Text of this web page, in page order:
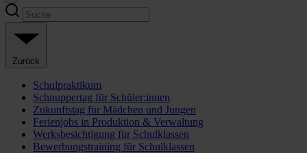
Zurück
Schulpraktikum
Schnuppertag für Schüler:innen
Zukunftstag für Mädchen und Jungen
Ferienjobs in Produktion & Verwaltung
Werksbesichtigung für Schulklassen
Bewerbungstraining für Schulklassen